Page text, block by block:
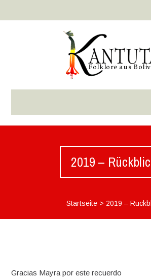
2019 –
Startseite> 2019 –
Gracias Mayra por este recuerdo